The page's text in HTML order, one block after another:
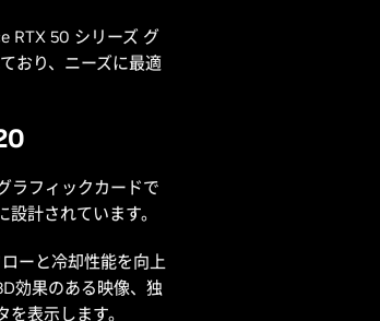
RTX 50 シリーズ グ
おり、ニーズに最適
ラフィックカードで
計されています。
ーと冷却性能を向上
効果のある映像、独
表示します。